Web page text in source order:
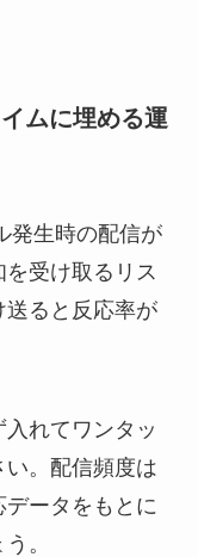
ムに埋める運
発生時の配信が
受け取るリス
送ると反応率が
れてワンタッ
。配信頻度は
ータをもとに
。